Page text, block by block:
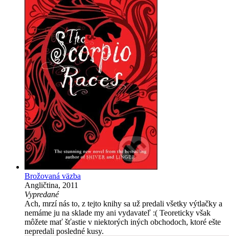
Brožovaná väzba
Angličtina, 2011
Vypredané
Ach, mrzí nás to, z tejto knihy sa už predali všetky výtlačky a
nemáme ju na sklade my ani vydavateľ :( Teoreticky však
môžete mať šťastie v niektorých iných obchodoch, ktoré ešte
nepredali posledné kusy.